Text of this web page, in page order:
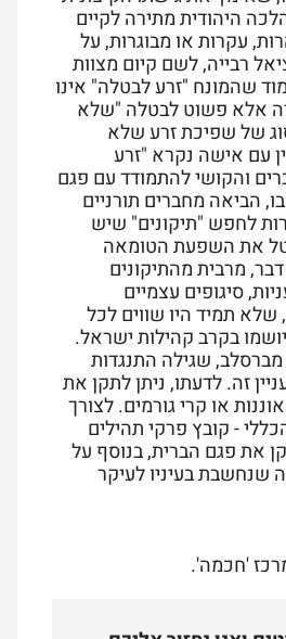
היהודית מתירה לקיים
עקרות או מבוגרות, על
רבייה, לשם קיום מצוות
שהמונח "זרע לבטלה" אינו
אלא פשוט לבטלה "שלא
של שפיכת זרע שלא
עם אישה נקרא "זרע
והקושי להתמודד עם פגם
הביאה מחברים תורניים
לחפש "תיקונים" שיש
את השפעת הטומאה
מרבית מהתיקונים
סיגופים עצמיים
שלא תמיד היו שווים לכל
בקרב קהילות ישראל.
שגילה התנגדות
זה. לדעתו, ניתן לתקן את
או קרי גורמים. לצורך
- קובץ פרקי תהילים
את פגם הברית, בנוסף על
שנחשבת בעיניו לעיקר
'חכמה'.